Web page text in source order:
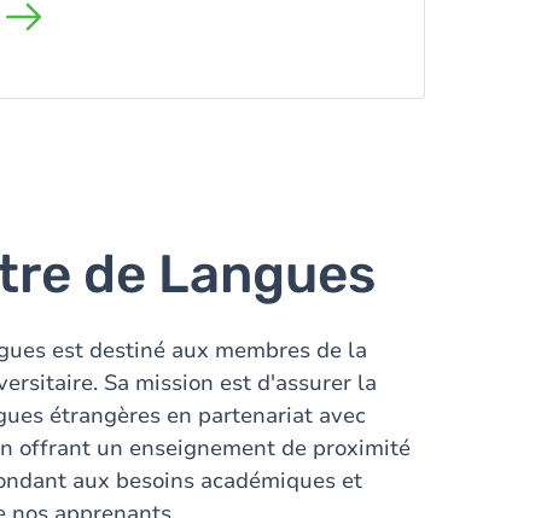
de Langues
est destiné aux membres de la
Sa mission est d'assurer la
étrangères en partenariat avec
offrant un enseignement de proximité
aux besoins académiques et